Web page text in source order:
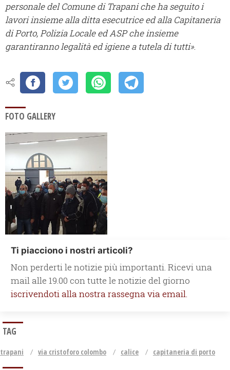
personale del Comune di Trapani che ha seguito i
lavori insieme alla ditta esecutrice ed alla Capitaneria
di Porto, Polizia Locale ed ASP che insieme
garantiranno legalità ed igiene a tutela di tutti».
FOTO GALLERY
Ti piacciono i nostri articoli?
Non perderti le notizie più importanti. Ricevi una
mail alle 19.00 con tutte le notizie del giorno
iscrivendoti alla nostra rassegna via email.
TAG
trapani via cristoforo colombo calice capitaneria di porto